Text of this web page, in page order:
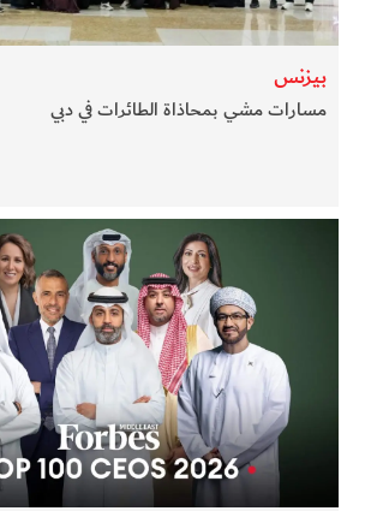
بيزنس
مسارات مشي بمحاذاة الطائرات في دبي